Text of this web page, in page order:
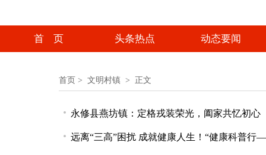
首 页 头条热点 动态要闻
首页 > 文明村镇 > 正文
永修县燕坊镇：定格戎装荣光，阖家共忆初心
远离“三高”困扰 成就健康人生！“健康科普